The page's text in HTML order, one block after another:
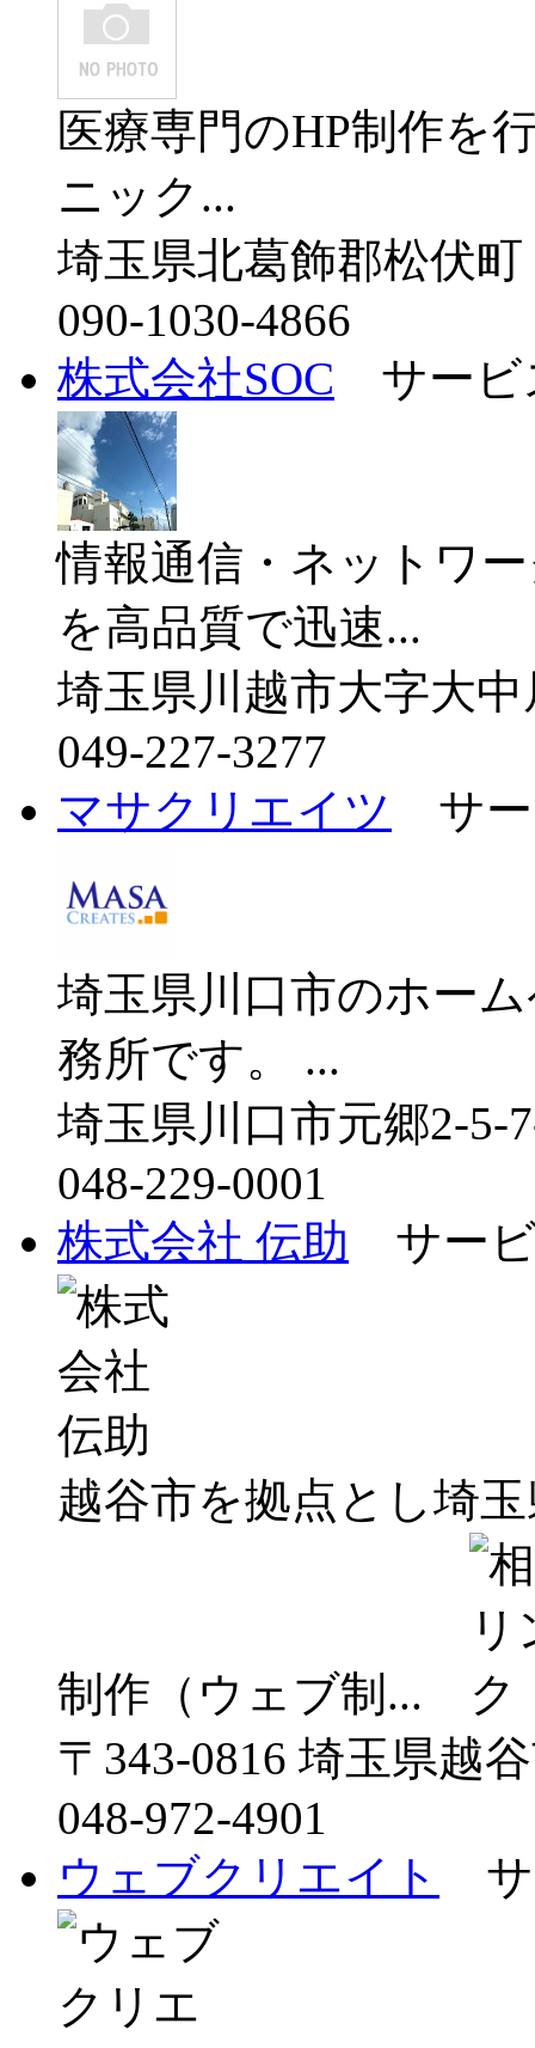
医療専門のHP制作を
ニック...
埼玉県北葛飾郡松伏町
090-1030-4866
株式会社SOC サービ
情報通信・ネットワ
を高品質で迅速...
埼玉県川越市大字大中
049-227-3277
マサクリエイツ
サー
埼玉県川口市のホー
務所です。 ...
埼玉県川口市元郷2-5-
048-229-0001
株式会社 伝助 サービ
越谷市を拠点とし埼
制作（ウェブ制...
〒343-0816 埼玉県越
048-972-4901
ウェブクリエイト
サ